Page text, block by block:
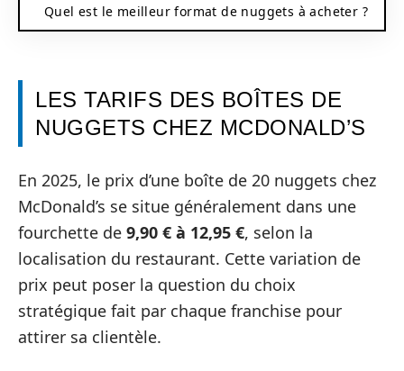
Quel est le meilleur format de nuggets à acheter ?
LES TARIFS DES BOÎTES DE
NUGGETS CHEZ MCDONALD’S
En 2025, le prix d’une boîte de 20 nuggets chez
McDonald’s se situe généralement dans une
fourchette de 9,90 € à 12,95 €, selon la
localisation du restaurant. Cette variation de
prix peut poser la question du choix
stratégique fait par chaque franchise pour
attirer sa clientèle.